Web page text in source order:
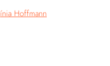
Hoffmann